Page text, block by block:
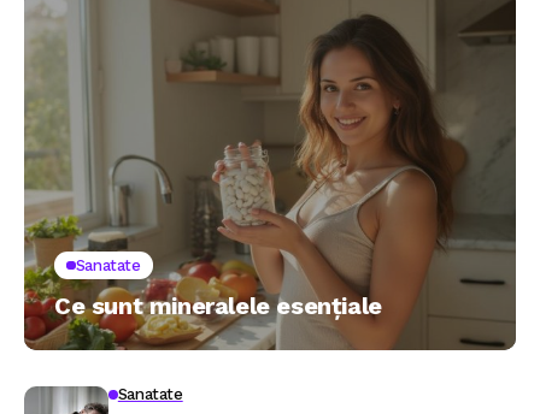
Sanatate
Ce sunt mineralele esențiale
Sanatate